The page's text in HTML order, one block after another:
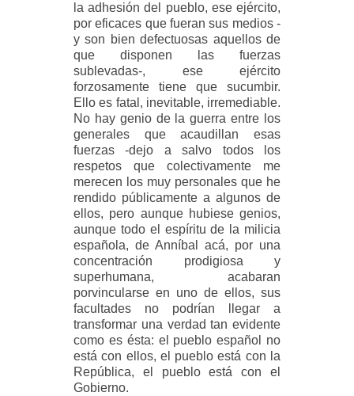
la adhesión del pueblo, ese ejército,
por eficaces que fueran sus medios -
y son bien defectuosas aquellos de
que disponen las fuerzas
sublevadas-, ese ejército
forzosamente tiene que sucumbir.
Ello es fatal, inevitable, irremediable.
No hay genio de la guerra entre los
generales que acaudillan esas
fuerzas -dejo a salvo todos los
respetos que colectivamente me
merecen los muy personales que he
rendido públicamente a algunos de
ellos, pero aunque hubiese genios,
aunque todo el espíritu de la milicia
española, de Anníbal acá, por una
concentración prodigiosa y
superhumana, acabaran
porvincularse en uno de ellos, sus
facultades no podrían llegar a
transformar una verdad tan evidente
como es ésta: el pueblo español no
está con ellos, el pueblo está con la
República, el pueblo está con el
Gobierno.